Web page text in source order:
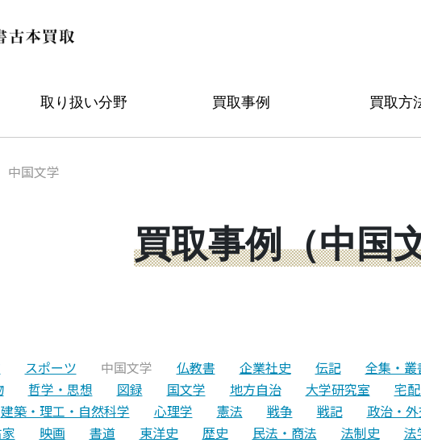
取り扱い分野 買取事例 買取方
中国文学
買取事例（中国
スポーツ 中国文学 仏教書 企業社史 伝記 全集・叢
哲学・思想 図録 国文学 地方自治 大学研究室 宅
建築・理工・自然科学 心理学 憲法 戦争 戦記 政治・
映画 書道 東洋史 歴史 民法・商法 法制史 法